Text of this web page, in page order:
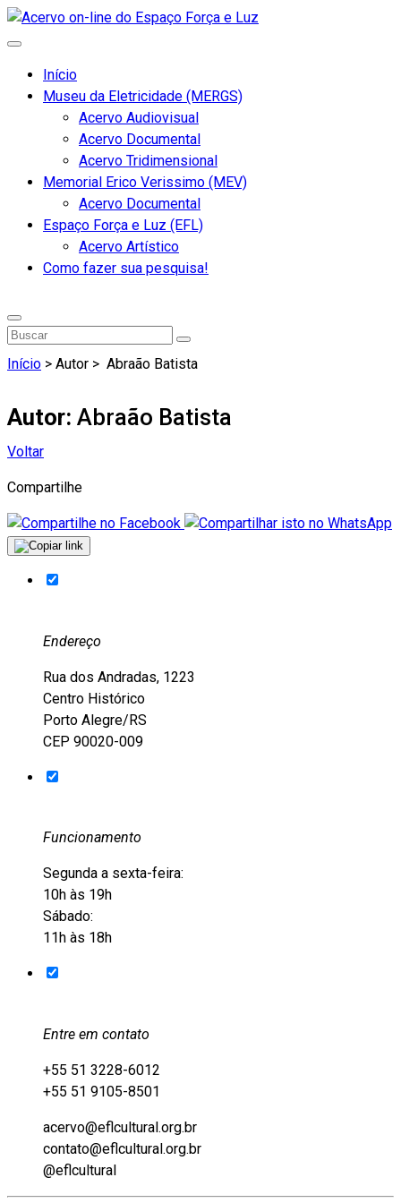
Início
Museu da Eletricidade (MERGS)
Acervo Audiovisual
Acervo Documental
Acervo Tridimensional
Memorial Erico Verissimo (MEV)
Acervo Documental
Espaço Força e Luz (EFL)
Acervo Artístico
Como fazer sua pesquisa!
Início > Autor > Abraão Batista
Autor: Abraão Batista
Voltar
Compartilhe
Endereço
Rua dos Andradas, 1223
Centro Histórico
Porto Alegre/RS
CEP 90020-009
Funcionamento
Segunda a sexta-feira:
10h às 19h
Sábado:
11h às 18h
Entre em contato
+55 51 3228-6012
+55 51 9105-8501
acervo@eflcultural.org.br
contato@eflcultural.org.br
@eflcultural